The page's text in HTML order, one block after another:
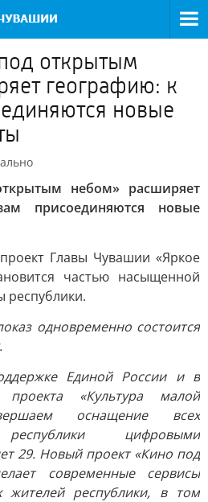
открытым
географию: к
новые
небом» расширяет
присоединяются новые
Главы Чувашии «Яркое
частью насыщенной
республики.
одновременно состоится
Единой России и в
проекта «Культура малой
оснащение всех
республики цифровыми
29. Новый проект «Кино под
современные сервисы
жителей республики, в том